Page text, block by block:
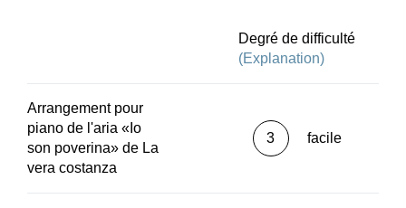
Degré de difficulté
(Explanation)
Arrangement pour
piano de l'aria «Io
son poverina» de La
vera costanza
3 facile